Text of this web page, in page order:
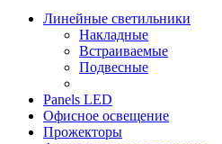
Линейные светильники
Накладные
Встраиваемые
Подвесные
Panels LED
Офисное освещение
Прожекторы